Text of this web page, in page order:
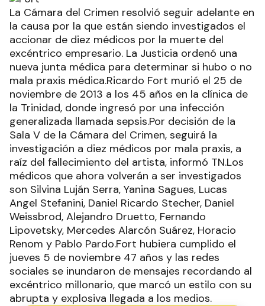
La Cámara del Crimen resolvió seguir adelante en
la causa por la que están siendo investigados el
accionar de diez médicos por la muerte del
excéntrico empresario. La Justicia ordenó una
nueva junta médica para determinar si hubo o no
mala praxis médica.Ricardo Fort murió el 25 de
noviembre de 2013 a los 45 años en la clínica de
la Trinidad, donde ingresó por una infección
generalizada llamada sepsis.Por decisión de la
Sala V de la Cámara del Crimen, seguirá la
investigación a diez médicos por mala praxis, a
raíz del fallecimiento del artista, informó TN.Los
médicos que ahora volverán a ser investigados
son Silvina Luján Serra, Yanina Sagues, Lucas
Angel Stefanini, Daniel Ricardo Stecher, Daniel
Weissbrod, Alejandro Druetto, Fernando
Lipovetsky, Mercedes Alarcón Suárez, Horacio
Renom y Pablo Pardo.Fort hubiera cumplido el
jueves 5 de noviembre 47 años y las redes
sociales se inundaron de mensajes recordando al
excéntrico millonario, que marcó un estilo con su
abrupta y explosiva llegada a los medios.